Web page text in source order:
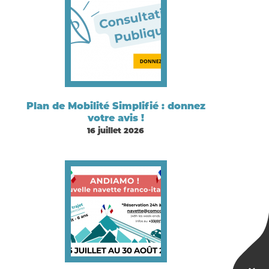
Plan de Mobilité Simplifié : donnez
votre avis !
16 juillet 2026